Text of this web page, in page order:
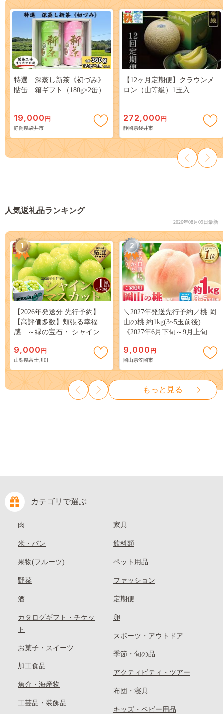
特選 深蒸し新茶《初づみ》
貼缶 箱ギフト（180g×2缶）
19,000 円
静岡県袋井市
【12ヶ月定期便】クラウンメ
ロン（山等級）1玉入
272,000 円
静岡県袋井市
人気返礼品ランキング
2026年08月09日最新
1
【2026年発送分 先行予約】
【高評価多数】頬張る幸福
感 ～緑の宝石・ シャインマ
３房） フルーツ 山梨県産 果
物 くだもの シャイン マスカ
ット ぶどう ブドウ 葡萄 大粒
種なし 先行予約 富士川町
10000円 一万円 9000円 九千円
9,000 円
山梨県富士川町
2
＼2027年発送先行予約／桃 岡
山の桃 約1kg(3~5玉前後)
《2027年6月下旬～9月上旬頃
岡山 はくとう スイーツ フル
ーツ 果物 デザート 旬 モモ も
も 先行予約 送料無料 果物 岡
山県 笠岡市 清水白桃 白鳳 白
麗 クール便---
kasaoka_zsy_419_100---
9,000 円
岡山県笠岡市
もっと見る
カテゴリで選ぶ
肉
米・パン
果物(フルーツ)
野菜
酒
カタログギフト・チケッ
ト
お菓子・スイーツ
加工食品
魚介・海産物
工芸品・装飾品
家具
飲料類
ペット用品
ファッション
定期便
卵
スポーツ・アウトドア
季節・旬の品
アクティビティ・ツアー
布団・寝具
キッズ・ベビー用品